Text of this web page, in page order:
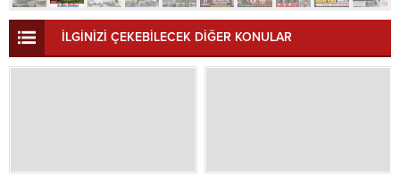
İLGİNİZİ ÇEKEBİLECEK DİĞER KONULAR